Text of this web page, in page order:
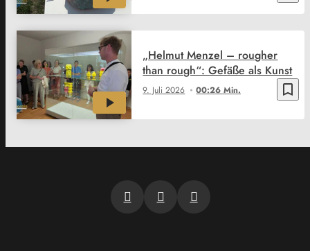
bookmark_border
9. Juli 2026 00:26 Min.
„Helmut Menzel – rougher
than rough“: Gefäße als Kunst